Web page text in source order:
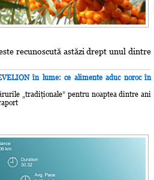
recunoscută astăzi drept unul dintre
în lume: ce alimente aduc noroc în
„tradiţionale” pentru noaptea dintre ani